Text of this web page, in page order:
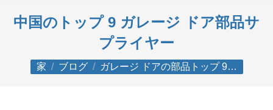
中国のトップ 9 ガレージ ドア部品サ
プライヤー
あなたはここにいる：
家 ブログ ガレージ ドアの部品トップ 9…